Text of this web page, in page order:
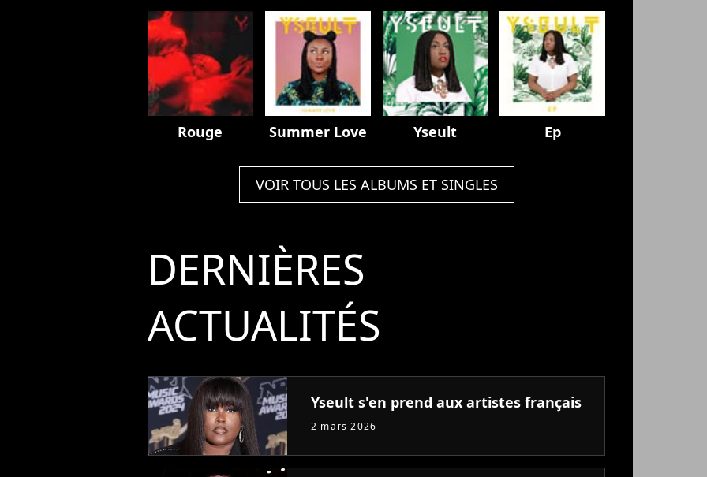
Rouge Summer Love Yseult Ep
VOIR TOUS LES ALBUMS ET SINGLES
DERNIÈRES
ACTUALITÉS
Yseult s'en prend aux artistes français
2 mars 2026